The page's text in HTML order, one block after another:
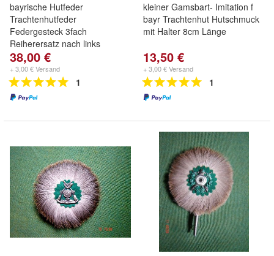
bayrische Hutfeder
Trachtenhutfeder
Federgesteck 3fach
Reiherersatz nach links
38,00 €
+ 3,00 € Versand
1
kleiner Gamsbart- Imitation f
bayr Trachtenhut Hutschmuck
mit Halter 8cm Länge
13,50 €
+ 3,00 € Versand
1